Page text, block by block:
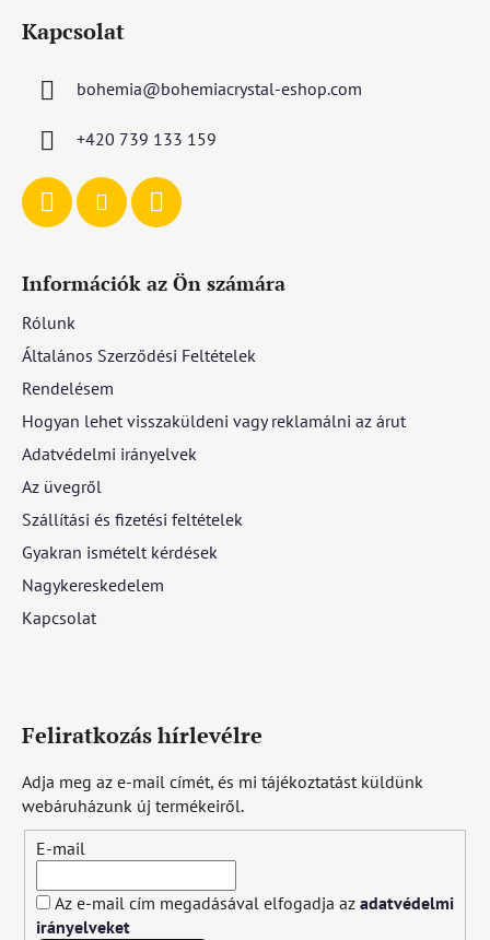
Kapcsolat
bohemia@bohemiacrystal-eshop.com
+420 739 133 159
Információk az Ön számára
Rólunk
Általános Szerződési Feltételek
Rendelésem
Hogyan lehet visszaküldeni vagy reklamálni az árut
Adatvédelmi irányelvek
Az üvegről
Szállítási és fizetési feltételek
Gyakran ismételt kérdések
Nagykereskedelem
Kapcsolat
Feliratkozás hírlevélre
Adja meg az e-mail címét, és mi tájékoztatást küldünk
webáruházunk új termékeiről.
E-mail
Az e-mail cím megadásával elfogadja az adatvédelmi
irányelveket